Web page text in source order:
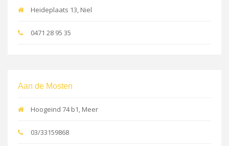
Heideplaats 13, Niel
0471 28 95 35
Aan de Mosten
Hoogeind 74 b1, Meer
03/33159868